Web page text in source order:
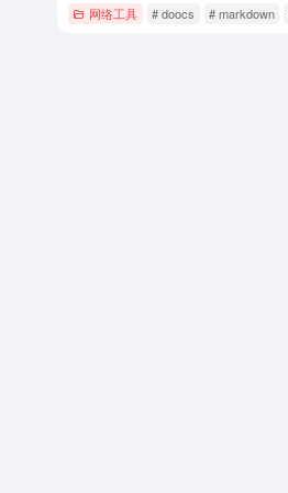
网络工具 # doocs # markdown